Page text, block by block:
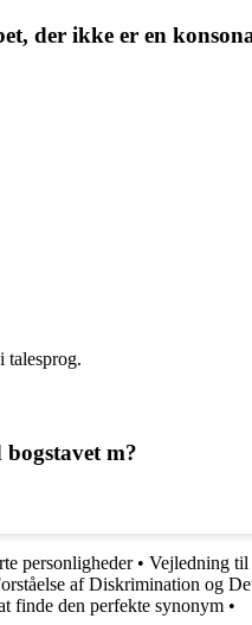
der ikke er en
talesprog.
m?
personligheder• Vejledning
af Diskrimination og
finde den perfekte synonym •